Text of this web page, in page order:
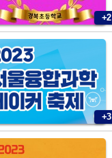
+2
+3